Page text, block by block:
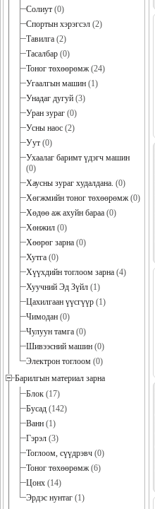
Солиут (0)
Спортын хэрэгсэл (2)
Тавилга (2)
Тасалбар (0)
Тоног төхөөрөмж(24)
Угаалгын машин (1)
Унадаг дугуй (3)
Уран зураг (0)
Усны наос (2)
Уут (0)
Ухаалаг баримт үдэгч машин
(0)
Хаусны зураг худалдана. (0)
Хөгжмийн тоног төхөөрөмж(0)
Хөдөө аж ахуйн бараа (0)
Хөнжил (0)
Хөөрөг зарна (0)
Хутга (0)
Хүүхдийн тоглоом зарна (4)
Хуучний Эд Зүйл (1)
Цахилгаан үүсгүүр (1)
Чимодан (0)
Чулуун тамга (0)
Шивээсний машин (0)
Электрон тоглоом (0)
Барилгын материал зарна
Блок (17)
Бусад (142)
Ванн (1)
Гэрэл (3)
Тоглоом, сүүдрэвч (0)
Тоног төхөөрөмж(6)
Цонх (14)
Эрдэс нунтаг (1)